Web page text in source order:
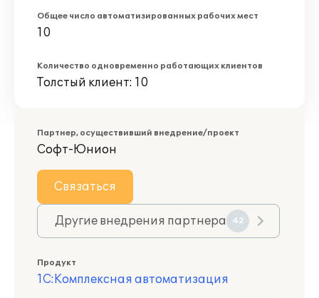
Общее число автоматизированных рабочих мест
10
Количество одновременно работающих клиентов
Толстый клиент: 10
Партнер, осуществивший внедрение/проект
Софт-Юнион
Связаться
Другие внедрения партнера 42
Продукт
1С:Комплексная автоматизация